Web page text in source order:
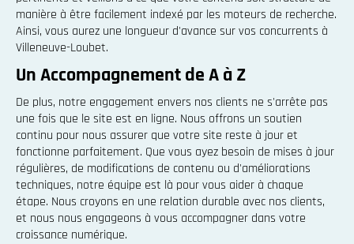
manière à être facilement indexé par les moteurs de recherche.
Ainsi, vous aurez une longueur d'avance sur vos concurrents à
Villeneuve-Loubet.
Un Accompagnement de A à Z
De plus, notre engagement envers nos clients ne s'arrête pas
une fois que le site est en ligne. Nous offrons un soutien
continu pour nous assurer que votre site reste à jour et
fonctionne parfaitement. Que vous ayez besoin de mises à jour
régulières, de modifications de contenu ou d'améliorations
techniques, notre équipe est là pour vous aider à chaque
étape. Nous croyons en une relation durable avec nos clients,
et nous nous engageons à vous accompagner dans votre
croissance numérique.